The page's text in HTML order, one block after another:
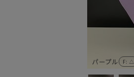
パープル F: △